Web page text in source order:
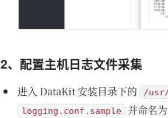
2、配置主机日志文件采集
进入 DataKit 安装目录下的 /
logging.conf.sample 并命名为